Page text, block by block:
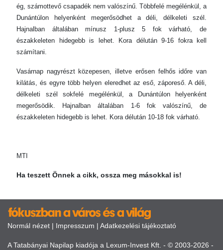
ég, számottevő csapadék nem valószínű. Többfelé megélénkül, a
Dunántúlon helyenként megerősödhet a déli, délkeleti szél.
Hajnalban általában mínusz 1-plusz 5 fok várható, de
északkeleten hidegebb is lehet. Kora délután 9-16 fokra kell
számítani.
Vasárnap nagyrészt közepesen, illetve erősen felhős időre van
kilátás, és egyre több helyen eleredhet az eső, záporeső. A déli,
délkeleti szél sokfelé megélénkül, a Dunántúlon helyenként
megerősödik. Hajnalban általában 1-6 fok valószínű, de
északkeleten hidegebb is lehet. Kora délután 10-18 fok várható.
MTI
Ha teszett Önnek a cikk, ossza meg másokkal is!
Normál nézet | Impresszum | Adatkezelési tájékoztató
A Tatabányai Napilap kiadója a Lexum-Invest Kft. - © 2003-2026 -